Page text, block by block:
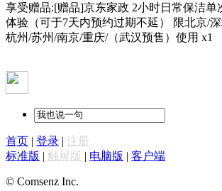
享受赠品:[赠品]京东家政 2小时日常保洁单
体验（可于7天内预约过期不延） 限北京/
杭州/苏州/南京/重庆/（武汉预售）使用 x1
首页 | 登录 | 注册
标准版 | 触屏版 | 电脑版 | 客户端
© Comsenz Inc.